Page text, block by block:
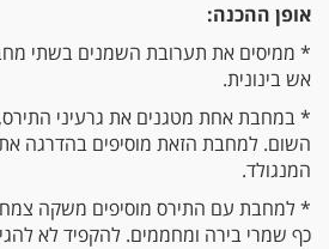
אופן ההכנה:
* ממיסים את תערובת השמנים בשתי
אש בינונית.
* במחבת אחת מטגנים את גרעיני
השום. למחבת הזאת מוסיפים בהדרגה את
המנגולד.
כף שמרי בירה ומחממים. להקפיד לא